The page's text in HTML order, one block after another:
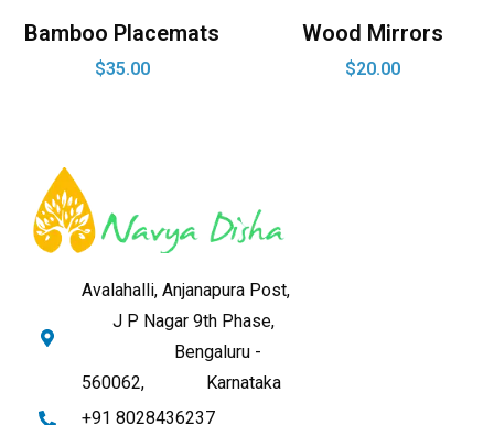
Bamboo Placemats
$35.00
Wood Mirrors
$20.00
Avalahalli, Anjanapura Post,
J P Nagar 9th Phase,
Bengaluru -
560062,
Karnataka
+91 8028436237